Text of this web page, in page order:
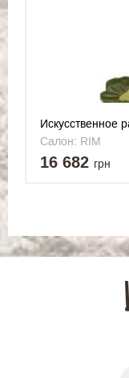
Искусственное
TRUNK
Салон: RIM
16 682 грн